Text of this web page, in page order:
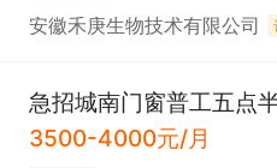
安徽禾庚生物技术有限公司
急招城南门窗普工五点
3500-4000元/月